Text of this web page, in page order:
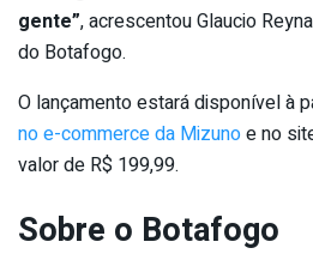
gente”, acrescentou Glaucio
do Botafogo.
O lançamento estará disponível à
no e-commerce da Mizunoe no
valor de R$ 199,99.
Sobre o Botafogo